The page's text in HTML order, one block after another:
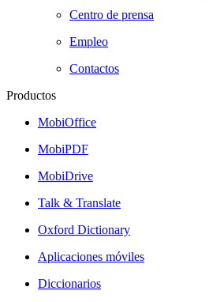
Centro de prensa
Empleo
Contactos
Productos
MobiOffice
MobiPDF
MobiDrive
Talk & Translate
Oxford Dictionary
Aplicaciones móviles
Diccionarios